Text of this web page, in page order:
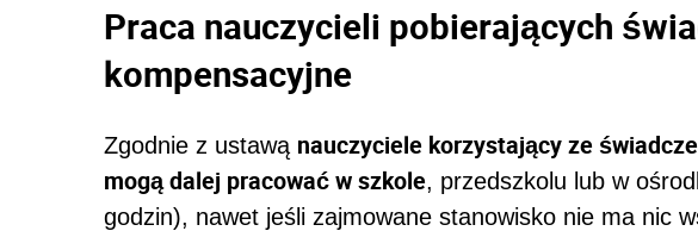
Praca nauczycieli pobierających
kompensacyjne
Zgodnie z ustawą nauczyciele korzystający ze
mogą dalej pracować w szkole, przedszkolu lub w
godzin), nawet jeśli zajmowane stanowisko nie ma nic